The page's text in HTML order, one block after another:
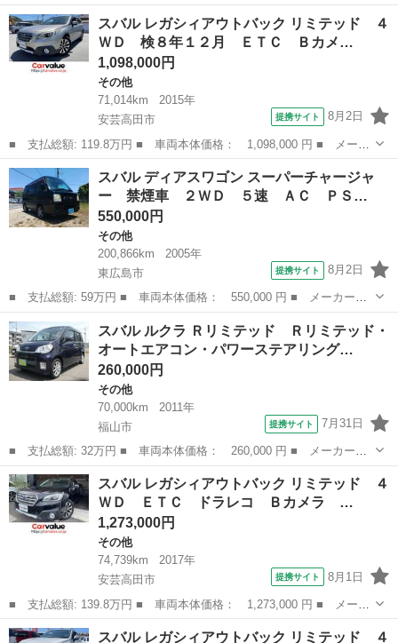
名： スバル ■ 車種名： レヴォーグ ■ グレード名： １．６Ｇ
Ｔ－Ｓアイサイト ■ 排気量： 1600cc ■ ドア枚数： 5D ■ ...
広島 広島市
スバル レガシィアウトバック リミテッド ４
ＷＤ 検８年１２月 ＥＴＣ Ｂカメ…
1,098,000円
その他
71,014km
2015年
安芸高田市
提携サイト 8月2日
■ 支払総額: 119.8万円 ■ 車両本体価格： 1,098,000 円 ■ メーカ
ー名： スバル ■ 車種名： レガシィアウトバック ■ グレード
名： リミテッド ４ＷＤ 検８年１２月 ＥＴＣ Ｂカメラ ナビ
ＴＶ アイ...
広島 安芸高田市 その他
スバル ディアスワゴン スーパーチャージャ
ー 禁煙車 ２ＷＤ ５速 ＡＣ ＰＳ…
550,000円
その他
200,866km
2005年
東広島市
提携サイト 8月2日
■ 支払総額: 59万円 ■ 車両本体価格： 550,000 円 ■ メーカー
名： スバル ■ 車種名： ディアスワゴン ■ グレード名： スー
パーチャージャー 禁煙車 ２ＷＤ ５速 ＡＣ ＰＳ ＰＷ 純正
ＣＤデッキ ＡＭ...
広島 東広島市 その他
スバル ルクラ Ｒリミテッド Ｒリミテッド・
オートエアコン・パワーステアリング…
260,000円
その他
70,000km
2011年
福山市
提携サイト 7月31日
■ 支払総額: 32万円 ■ 車両本体価格： 260,000 円 ■ メーカー
名： スバル ■ 車種名： ルクラ ■ グレード名： Ｒリミテッ
ド Ｒリミテッド・オートエアコン・パワーステアリング・ナビ・ワ
ンセグＴＶ・ＣＤ・...
広島 福山市
スバル レガシィアウトバック リミテッド ４
ＷＤ ＥＴＣ ドラレコ Ｂカメラ …
1,273,000円
その他
74,739km
2017年
安芸高田市
提携サイト 8月1日
■ 支払総額: 139.8万円 ■ 車両本体価格： 1,273,000 円 ■ メーカ
ー名： スバル ■ 車種名： レガシィアウトバック ■ グレード
名： リミテッド ４ＷＤ ＥＴＣ ドラレコ Ｂカメラ ＴＶナ
広島 安芸高田市 その他
スバル レガシィアウトバック リミテッド ４